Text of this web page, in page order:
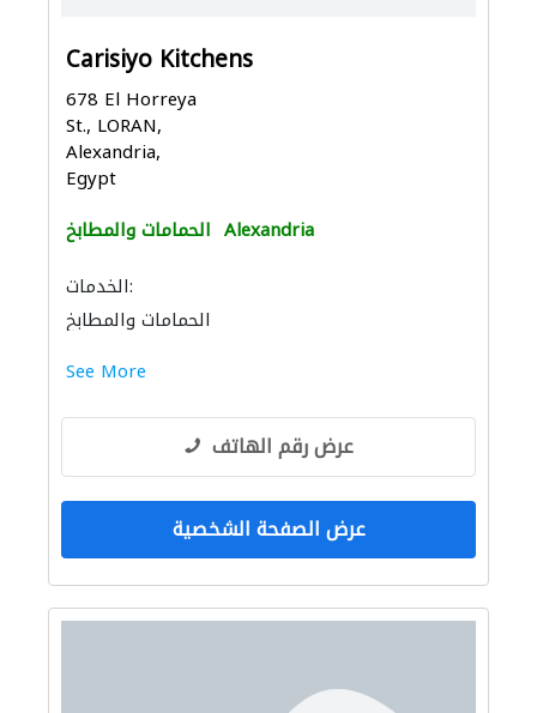
Carisiyo Kitchens
678 El Horreya
St., LORAN,
Alexandria,
Egypt
الحمامات والمطابخ Alexandria
الخدمات:
الحمامات والمطابخ
See More
عرض رقم الهاتف
عرض الصفحة الشخصية